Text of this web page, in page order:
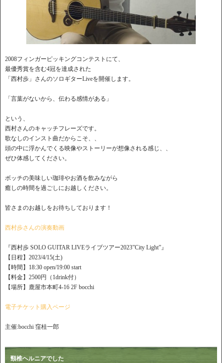
2008フィンガーピッキングコンテストにて、
最優秀賞を含む4冠を達成された
「西村歩」さんのソロギターLiveを開催します。
「言葉がないから、伝わる感情がある」
という、
西村さんのキャッチフレーズです。
歌なしのインスト曲だからこそ、、
頭の中に浮かんでくる映像やストーリーが想像される感じ、、
ぜひ体感してください。
ボッチの美味しい珈琲やお酒を飲みながら
癒しの時間を過ごしにお越しください。
皆さまのお越しをお待ちしております！
西村歩さんの演奏動画
『西村歩 SOLO GUITAR LIVEライブツアー2023”City Light”』
【日程】2023/4/15(土)
【時間】18:30 open/19:00 start
【料金】2500円（1drink付）
【場所】鹿屋市本町4-16 2F bocchi
電子チケット購入ページ
主催:bocchi 窪桂一郎
頸椎ヘルニアでした